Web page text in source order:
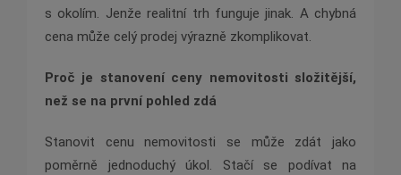
s okolím. Jenže realitní trh funguje jinak. A chybná
cena může celý prodej výrazně zkomplikovat.
Proč je stanovení ceny nemovitosti složitější,
než se na první pohled zdá
Stanovit cenu nemovitosti se může zdát jako
poměrně jednoduchý úkol. Stačí se podívat na